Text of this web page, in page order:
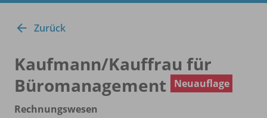
Zurück
Kaufmann/Kauffrau für
Büromanagement
Neuauflage
Rechnungswesen